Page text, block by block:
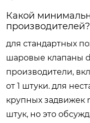
Какой
производителей?
для стандартных
шаровые клапаны
производители,
от 1 штуки. для
крупных задвижек
штук, но это